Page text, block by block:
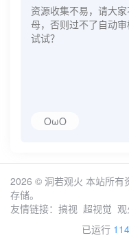
OωO
2026 © 洞若观火 本站所有
存储。
友情链接： 搞视 超视觉
已运行